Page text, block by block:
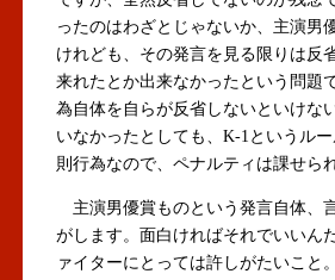
ったのはわざとじゃないか、主演男
けれども、その発言を見る限りは反
来れたとか出来なかったという問題
為自体を自らが反省しないといけな
いなかったとしても、K-1というル
則行為なので、ペナルティは課せら
主演男優賞ものという発言自体、
がします。面白ければそれでいいん
ァイターにとっては許しがたいこと